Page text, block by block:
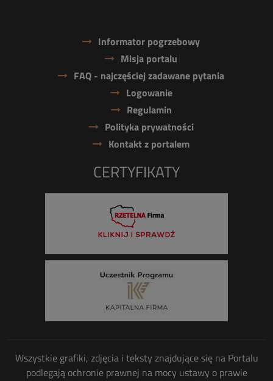
Informator pogrzebowy
Misja portalu
FAQ - najczęściej zadawane pytania
Logowanie
Regulamin
Polityka prywatności
Kontakt z portalem
CERTYFIKATY
Wszystkie grafiki, zdjęcia i teksty znajdujące się na Portalu
podlegają ochronie prawnej na mocy ustawy o prawie